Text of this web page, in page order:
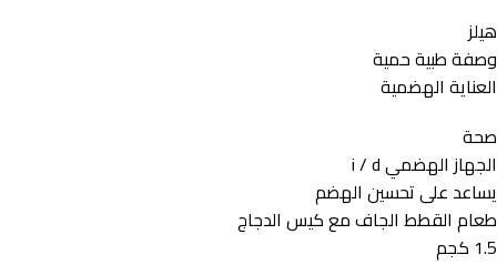
هيلز
وصفة طبية حمية
العناية الهضمية
صحة
الجهاز الهضمي i / d
يساعد على تحسين الهضم
طعام القطط الجاف مع كيس الدجاج
1.5 كجم